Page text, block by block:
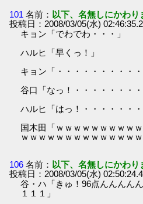
101 名前： 以下、名無しにかわり
投稿日：2008/03/05(水)
キョン「でわでわ・・・」
ハルヒ「早くっ！」
キョン「・・・・・・・・・
谷口「なっ！・・・・・・・・
ハルヒ「はっ！・・・・・・・
国木田「ｗｗｗｗｗｗｗｗｗ
ｗｗｗｗｗｗｗｗｗｗｗｗｗ
106 名前： 以下、名無しにかわり
投稿日：2008/03/05(水)
谷・ハ「きゅ！96点んんんん
１１１」